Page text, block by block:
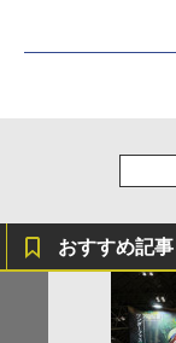
おすすめ記事